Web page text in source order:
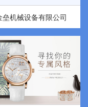
垒机械设备有限公司